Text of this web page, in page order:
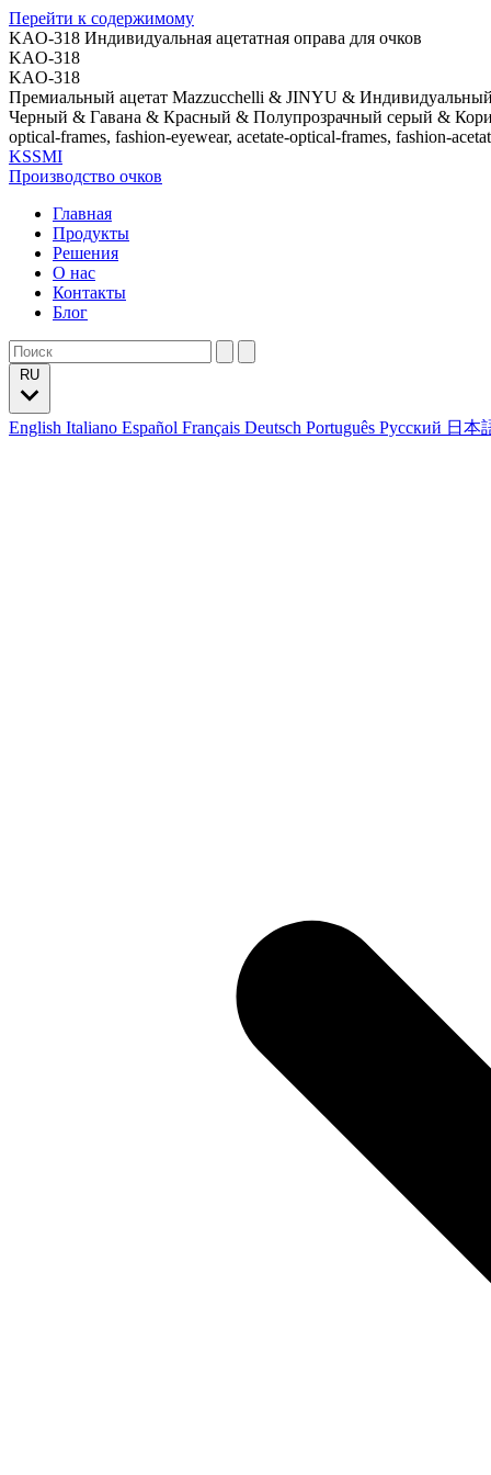
Перейти к содержимому
KAO-318 Индивидуальная ацетатная оправа для очков
KAO-318
KAO-318
Премиальный ацетат Mazzucchelli & JINYU & Индивидуальный
Черный & Гавана & Красный & Полупрозрачный серый &
optical-frames, fashion-eyewear, acetate-optical-frames, fashion-
KSSMI
Производство очков
Главная
Продукты
Решения
О нас
Контакты
Блог
English Italiano Español Français Deutsch Português Русский 日本